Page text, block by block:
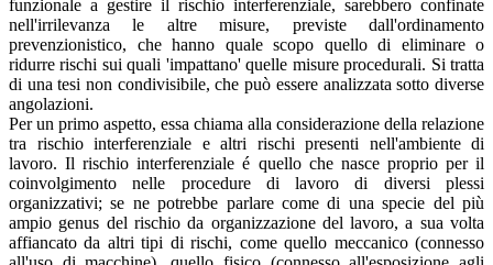
funzionale a gestire il rischio interferenziale, sarebbero confinate
nell'irrilevanza le altre misure, previste dall'ordinamento
prevenzionistico, che hanno quale scopo quello di eliminare o
ridurre rischi sui quali 'impattano' quelle misure procedurali. Si tratta
di una tesi non condivisibile, che può essere analizzata sotto diverse
angolazioni.
Per un primo aspetto, essa chiama alla considerazione della relazione
tra rischio interferenziale e altri rischi presenti nell'ambiente di
lavoro. Il rischio interferenziale é quello che nasce proprio per il
coinvolgimento nelle procedure di lavoro di diversi plessi
organizzativi; se ne potrebbe parlare come di una specie del più
ampio genus del rischio da organizzazione del lavoro, a sua volta
affiancato da altri tipi di rischi, come quello meccanico (connesso